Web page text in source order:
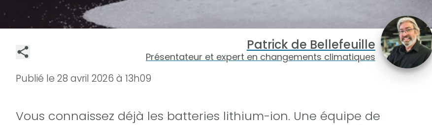
Patrick de Bellefeuille
Présentateur et expert en changements climatiques
Publié le 28 avril 2026 à 13h09
Vous connaissez déjà les batteries lithium-ion. Une équipe de